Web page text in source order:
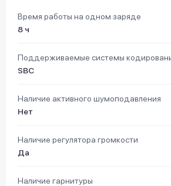
Время работы на одном заряде
8 ч
Поддерживаемые системы
SBC
Наличие активного шумоподавления
Нет
Наличие регулятора громкости
Да
Наличие гарнитуры